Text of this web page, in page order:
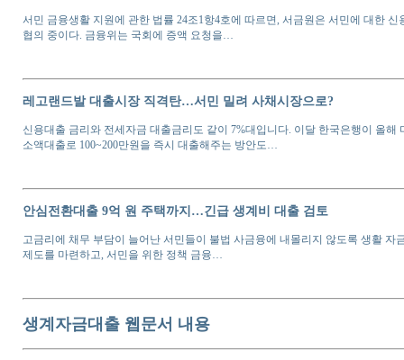
서민 금융생활 지원에 관한 법률 24조1항4호에 따르면, 서금원은 서민에 대한
협의 중이다. 금융위는 국회에 증액 요청을…
레고랜드발 대출시장 직격탄…서민 밀려 사채시장으로?
신용대출 금리와 전세자금 대출금리도 같이 7%대입니다. 이달 한국은행이 올
소액대출로 100~200만원을 즉시 대출해주는 방안도…
안심전환대출 9억 원 주택까지…긴급 생계비 대출 검토
고금리에 채무 부담이 늘어난 서민들이 불법 사금융에 내몰리지 않도록 생활
제도를 마련하고, 서민을 위한 정책 금융…
생계자금대출 웹문서 내용